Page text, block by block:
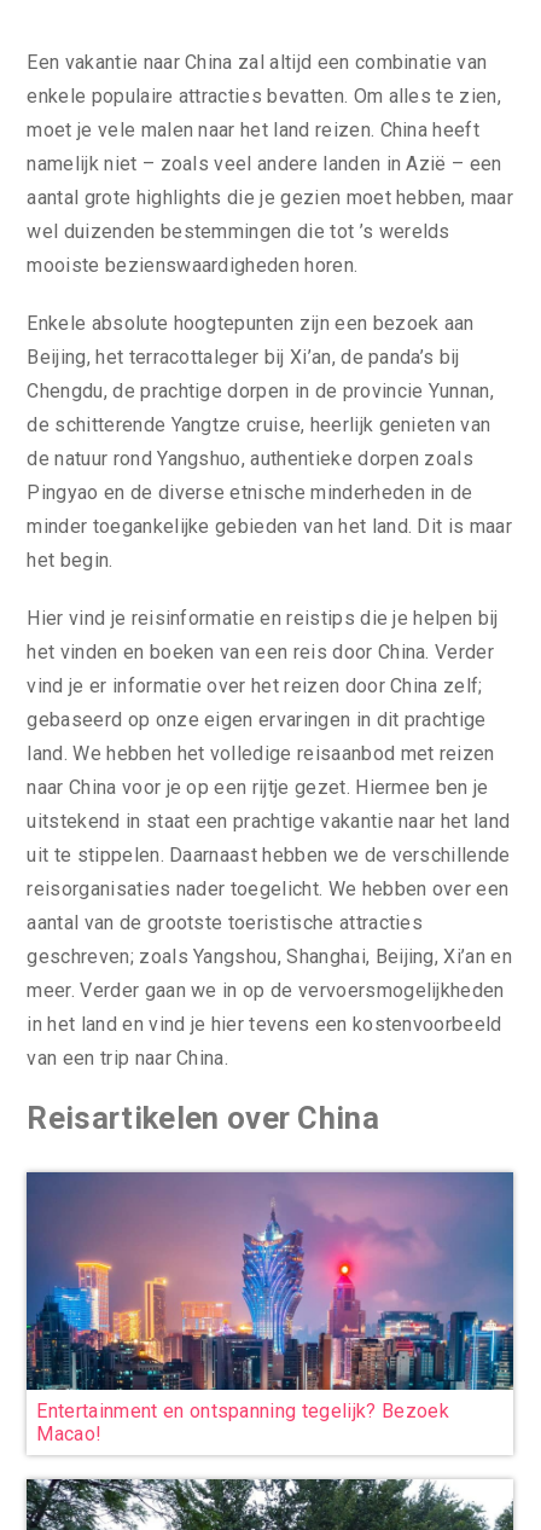
Een vakantie naar China zal altijd een combinatie van
enkele populaire attracties bevatten. Om alles te zien,
moet je vele malen naar het land reizen. China heeft
namelijk niet – zoals veel andere landen in Azië – een
aantal grote highlights die je gezien moet hebben, maar
wel duizenden bestemmingen die tot ’s werelds
mooiste bezienswaardigheden horen.
Enkele absolute hoogtepunten zijn een bezoek aan
Beijing, het terracottaleger bij Xi’an, de panda’s bij
Chengdu, de prachtige dorpen in de provincie Yunnan,
de schitterende Yangtze cruise, heerlijk genieten van
de natuur rond Yangshuo, authentieke dorpen zoals
Pingyao en de diverse etnische minderheden in de
minder toegankelijke gebieden van het land. Dit is maar
het begin.
Hier vind je reisinformatie en reistips die je helpen bij
het vinden en boeken van een reis door China. Verder
vind je er informatie over het reizen door China zelf;
gebaseerd op onze eigen ervaringen in dit prachtige
land. We hebben het volledige reisaanbod met reizen
naar China voor je op een rijtje gezet. Hiermee ben je
uitstekend in staat een prachtige vakantie naar het land
uit te stippelen. Daarnaast hebben we de verschillende
reisorganisaties nader toegelicht. We hebben over een
aantal van de grootste toeristische attracties
geschreven; zoals Yangshou, Shanghai, Beijing, Xi’an en
meer. Verder gaan we in op de vervoersmogelijkheden
in het land en vind je hier tevens een kostenvoorbeeld
van een trip naar China.
Reisartikelen over China
Entertainment en ontspanning tegelijk? Bezoek
Macao!